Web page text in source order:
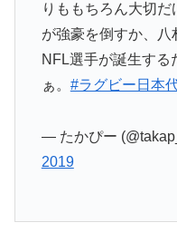
りももちろん大切
が強豪を倒すか、
NFL選手が誕生する
ぁ。 #ラグビー日本
— たかぴー
2019